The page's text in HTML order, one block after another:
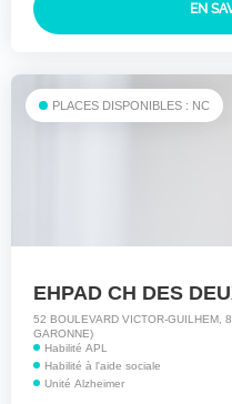
EN
PLACES DISPONIBLES : NC
52 BOULEVARD VICTOR-GUILHEM,
GARONNE)
Habilité APL
Habilité à l'aide sociale
Unité Alzheimer